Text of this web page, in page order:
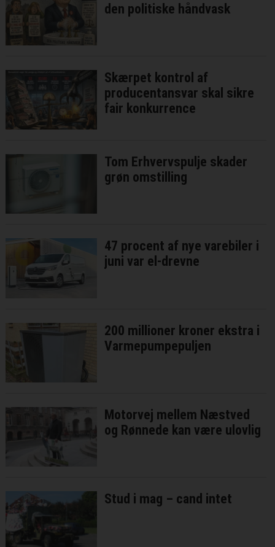
den politiske håndvask
Skærpet kontrol af
producentansvar skal sikre
fair konkurrence
Tom Erhvervspulje skader
grøn omstilling
47 procent af nye varebiler i
juni var el-drevne
200 millioner kroner ekstra i
Varmepumpepuljen
Motorvej mellem Næstved
og Rønnede kan være ulovlig
Stud i mag – cand intet